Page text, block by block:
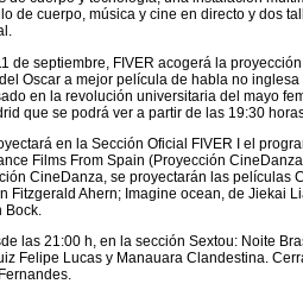
de cuerpo, música y cine en directo y dos
de septiembre, FIVER acogerá la
Oscar a mejor película de habla no
en la revolución universitaria del mayo
que se podrá ver a partir de las 19:30
en la Sección Oficial FIVER I el
Films From Spain (Proyección
CineDanza, se proyectarán las películas
Fitzgerald Ahern; Imagine ocean, de Jiekai
las 21:00 h, en la sección Sextou: Noite
Felipe Lucas y Manauara Clandestina.